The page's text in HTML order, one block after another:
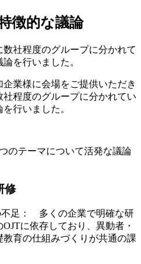
徴的な議論
社程度のグループに分かれて
を行いました。
業様に会場をご提供いただき
程度のグループに分かれてい
行いました。
のテーマについて活発な議論
修
足： 多くの企業で明確な研
に依存しており、異動者・
育の仕組みづくりが共通の課